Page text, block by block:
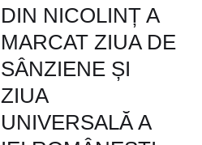
DIN NICOLINȚ A
MARCAT ZIUA DE
SÂNZIENE ȘI
ZIUA
UNIVERSALĂ A